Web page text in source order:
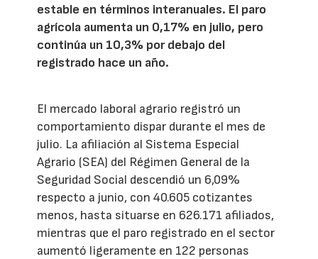
estable en términos interanuales. El paro
agrícola aumenta un 0,17% en julio, pero
continúa un 10,3% por debajo del
registrado hace un año.
El mercado laboral agrario registró un
comportamiento dispar durante el mes de
julio. La afiliación al Sistema Especial
Agrario (SEA) del Régimen General de la
Seguridad Social descendió un 6,09%
respecto a junio, con 40.605 cotizantes
menos, hasta situarse en 626.171 afiliados,
mientras que el paro registrado en el sector
aumentó ligeramente en 122 personas